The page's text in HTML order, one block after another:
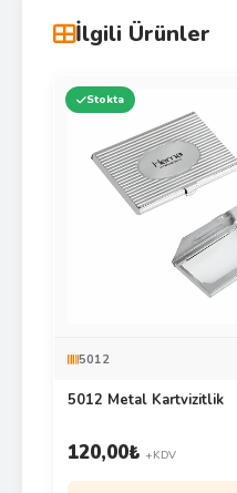
İlgili Ürünler
Stokta
5012
5012 Metal Kartvizitlik
120,00₺ +KDV